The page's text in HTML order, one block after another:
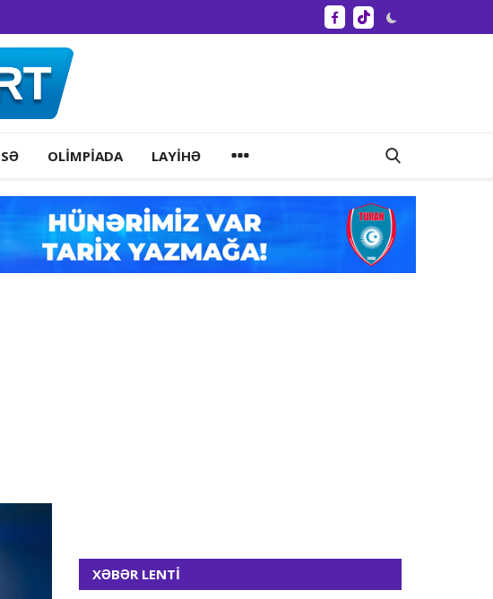
OLIMPIADA LAYIHƏ
XƏBƏR LENTİ